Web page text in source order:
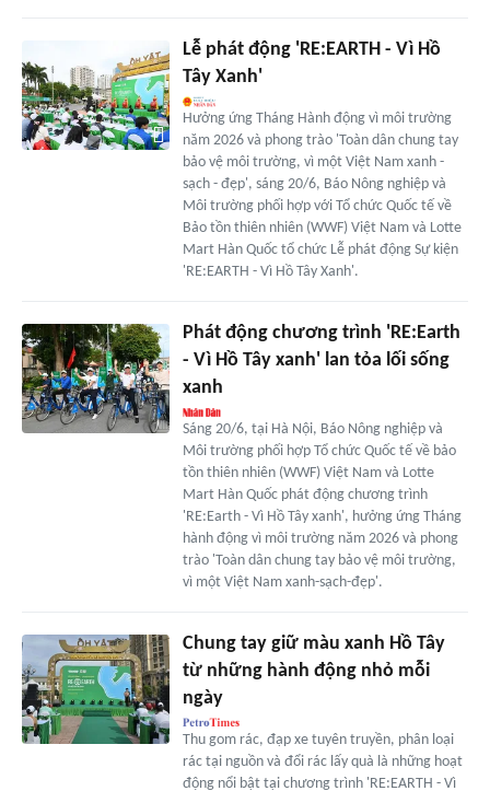
Lễ phát động 'RE:EARTH - Vì Hồ
Tây Xanh'
Hưởng ứng Tháng Hành động vì môi trường
năm 2026 và phong trào 'Toàn dân chung tay
bảo vệ môi trường, vì một Việt Nam xanh -
sạch - đẹp', sáng 20/6, Báo Nông nghiệp và
Môi trường phối hợp với Tổ chức Quốc tế về
Bảo tồn thiên nhiên (WWF) Việt Nam và Lotte
Mart Hàn Quốc tổ chức Lễ phát động Sự kiện
'RE:EARTH - Vì Hồ Tây Xanh'.
Phát động chương trình 'RE:Earth
- Vì Hồ Tây xanh' lan tỏa lối sống
xanh
Sáng 20/6, tại Hà Nội, Báo Nông nghiệp và
Môi trường phối hợp Tổ chức Quốc tế về bảo
tồn thiên nhiên (WWF) Việt Nam và Lotte
Mart Hàn Quốc phát động chương trình
'RE:Earth - Vì Hồ Tây xanh', hưởng ứng Tháng
hành động vì môi trường năm 2026 và phong
trào 'Toàn dân chung tay bảo vệ môi trường,
vì một Việt Nam xanh-sạch-đẹp'.
Chung tay giữ màu xanh Hồ Tây
từ những hành động nhỏ mỗi
ngày
Thu gom rác, đạp xe tuyên truyền, phân loại
rác tại nguồn và đổi rác lấy quà là những hoạt
động nổi bật tại chương trình 'RE:EARTH - Vì